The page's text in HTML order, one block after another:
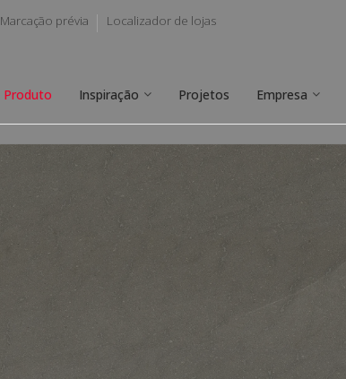
Marcação prévia Localizador de lojas
Produto Inspiração Projetos Empresa